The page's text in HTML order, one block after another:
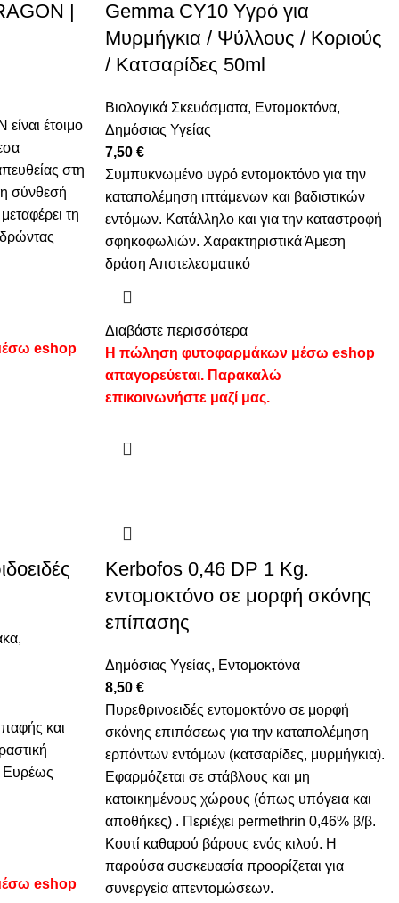
|
έτοιμο
στη
σύνθεσή
τη
eshop
Gemma CY10 Υγρό για
Μυρμήγκια / Ψύλλους / Κοριούς
/ Κατσαρίδες 50ml
Βιολογικά Σκευάσματα, Εντομοκτόνα,
Δημόσιας Υγείας
7,50 €
Συμπυκνωμένο υγρό εντομοκτόνο για την
καταπολέμηση ιπτάμενων και βαδιστικών
εντόμων. Κατάλληλο και για την καταστροφή
σφηκοφωλιών. Χαρακτηριστικά Άμεση
δράση Αποτελεσματικό
Διαβάστε περισσότερα
Η πώληση φυτοφαρμάκων μέσω eshop
απαγορεύεται. Παρακαλώ
επικοινωνήστε μαζί μας.
,
και
Ευρέως
eshop
Kerbofos 0,46 DP 1 Kg.
εντομοκτόνο σε μορφή σκόνης
επίπασης
Δημόσιας Υγείας, Εντομοκτόνα
8,50 €
Πυρεθρινοειδές εντομοκτόνο σε μορφή
σκόνης επιπάσεως για την καταπολέμηση
ερπόντων εντόμων (κατσαρίδες, μυρμήγκια).
Εφαρμόζεται σε στάβλους και μη
κατοικημένους χώρους (όπως υπόγεια και
αποθήκες) . Περιέχει permethrin 0,46% β/β.
Κουτί καθαρού βάρους ενός κιλού. Η
παρούσα συσκευασία προορίζεται για
συνεργεία απεντομώσεων.